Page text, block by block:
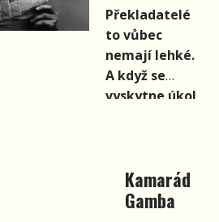
to takový
běh čtyřmi
desetiletími
příběhů a
událostí,
country a
trampské
Překladatelé
to vůbec
nemají lehké.
A když se
vyskytne úkol
Kamarád
Gamba